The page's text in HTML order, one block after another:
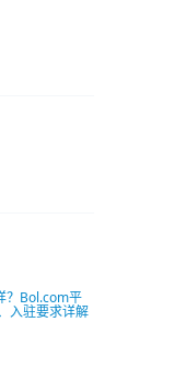
？Bol.com平
入驻要求详解